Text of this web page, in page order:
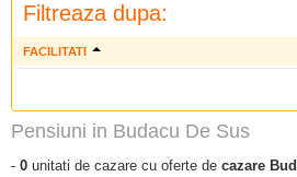
Filtreaza dupa:
FACILITATI
Pensiuni in Budacu De Sus
- 0 unitati de cazare cu oferte de cazare